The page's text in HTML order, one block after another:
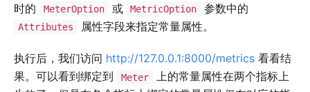
时的
MeterOption 或 MetricOption 参数中的
Attributes 属性字段来指定常量属性。
执行后，我们访问 http://127.0.0.1:8000/metrics 看看结
果。可以看到绑定到
Meter
上的常量属性在两个指标上